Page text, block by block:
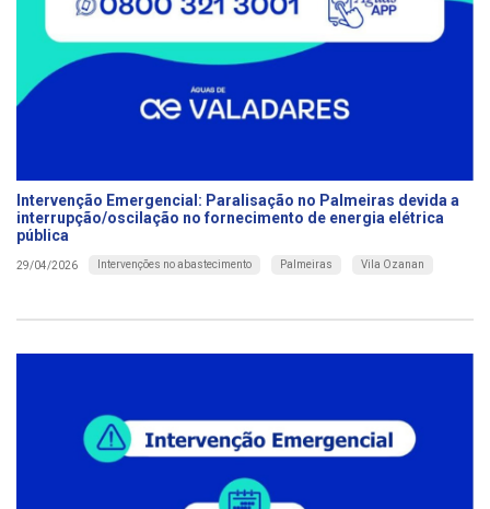
Intervenção Emergencial: Paralisação no Palmeiras devida a
interrupção/oscilação no fornecimento de energia elétrica
pública
29/04/2026 Intervenções no abastecimento Palmeiras Vila Ozanan